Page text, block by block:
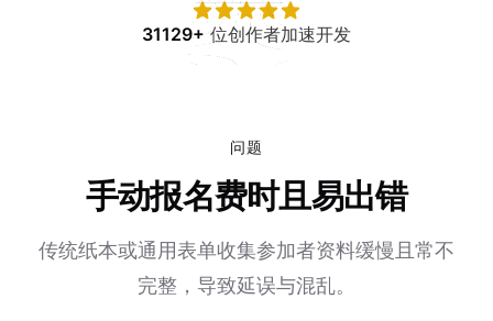
31129+ 位创作者加速开发
问题
手动报名费时且易出错
传统纸本或通用表单收集参加者资料缓慢且常不
完整，导致延误与混乱。